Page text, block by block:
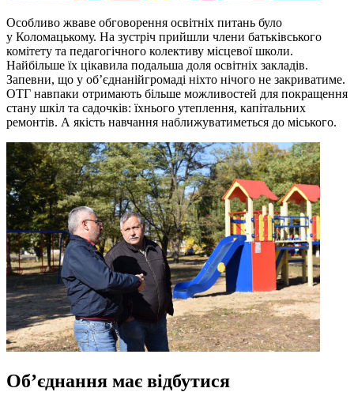
Особливо жваве обговорення освітніх питань було
у Коломацькому. На зустріч прийшли члени батьківського
комітету та педагогічного колективу місцевої школи.
Найбільше їх цікавила подальша доля освітніх закладів.
Запевни, що у об’єднанійгромаді ніхто нічого не закриватиме.
ОТГ навпаки отримають більше можливостей для покращення
стану шкіл та садочків: їхнього утеплення, капітальних
ремонтів. А якість навчання наближуватиметься до міського.
Об’єднання має відбутися